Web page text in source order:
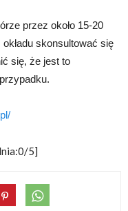
przez około 15-20
skonsultować się
się, że jest to
5]